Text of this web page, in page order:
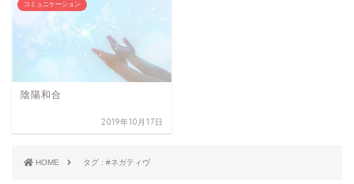
コミュニケーション
陰陽和合
2019年10月17日
HOME タグ : #ネガティヴ